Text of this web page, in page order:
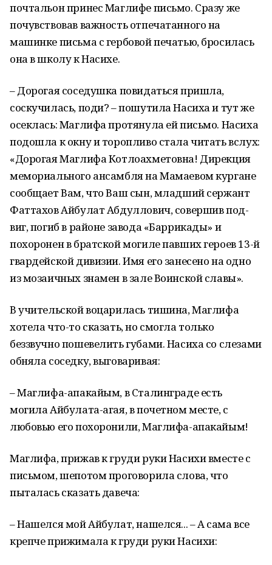
почтальон принес Маглифе письмо. Сразу же
почувствовав важность отпечатанного на
машинке письма с гербовой печатью, бросилась
она в школу к Насихе.
– Дорогая соседушка повидаться пришла,
соскучилась, поди? – пошутила Насиха и тут же
осеклась: Маглифа протя­нула ей письмо. Насиха
подошла к окну и торопливо стала читать вслух:
«Дорогая Маглифа Котлоахметовна! Дирекция
мемориаль­ного ансамбля на Мамаевом кургане
сообщает Вам, что Ваш сын, младший сержант
Фаттахов Айбулат Абдуллович, совершив под­
виг, погиб в районе завода «Баррикады» и
похоронен в брат­ской могиле павших героев 13-й
гвардейской дивизии. Имя его занесено на одно
из мозаичных знамен в зале Воинской славы».
В учительской воцарилась тишина, Маглифа
хотела что-то сказать, но смогла только
беззвучно пошеве­лить губами. Насиха со слезами
обняла соседку, выговаривая:
– Маглифа-апакайым, в Сталинграде есть
могила Айбулата-агая, в почетном месте, с
любовью его похоронили, Маг­лифа-апакайым!
Маглифа, прижав к груди руки Насихи вместе с
письмом, ше­потом проговорила слова, что
пыталась сказать давеча:
– Нашелся мой Айбулат, нашелся... – А сама все
крепче прижимала к груди руки Насихи: